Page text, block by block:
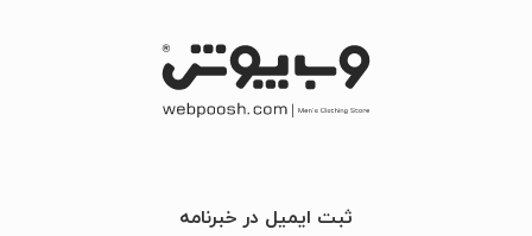
ثبت ایمیل در خبرنامه